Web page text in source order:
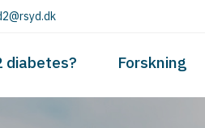
diabetes? Forskning